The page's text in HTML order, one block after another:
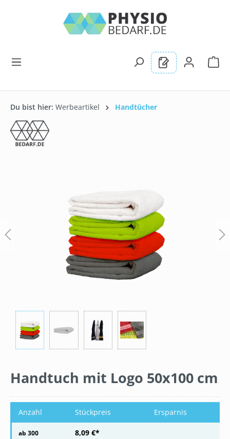
Du bist hier: Werbeartikel Handtücher
Handtuch mit Logo 50x100 cm
Anzahl Stückpreis Ersparnis
ab 300 8,09 €*